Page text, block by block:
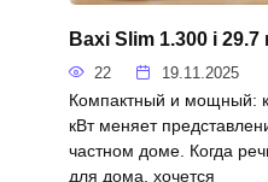
Baxi Slim 1.300 i 29.7
22 19.11.2025
Компактный и мощный:
кВт меняет
частном доме. Когда
для дома, хочется